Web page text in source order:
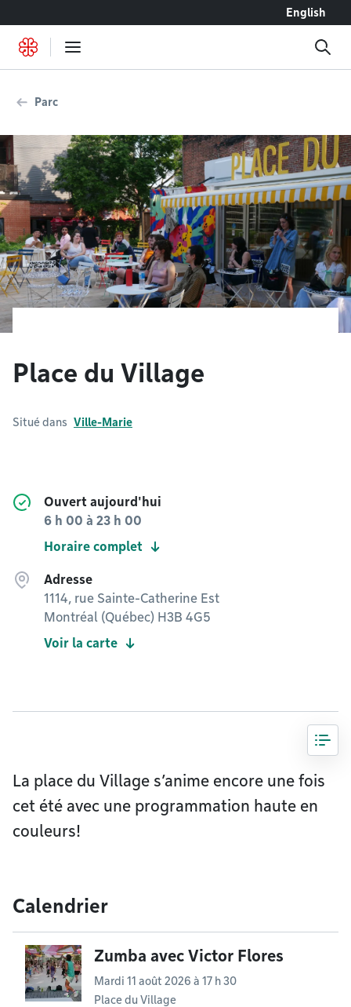
English
Parc
Place du Village
Situé dans Ville-Marie
Ouvert aujourd'hui
6 h 00 à 23 h 00
Horaire complet
Adresse
1114, rue Sainte-Catherine Est
Montréal (Québec) H3B 4G5
Voir la carte
La place du Village s’anime encore une fois
cet été avec une programmation haute en
couleurs!
Calendrier
Zumba avec Victor Flores
Mardi 11 août 2026 à 17 h 30
Place du Village